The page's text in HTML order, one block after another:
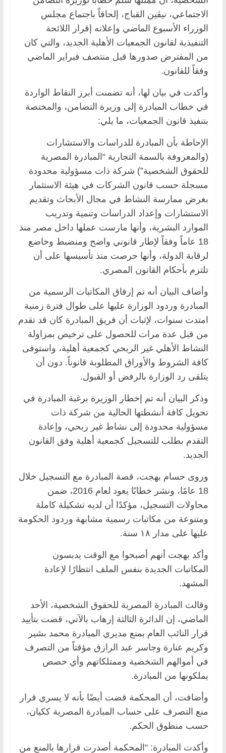
الاجتماعي، نيڤين القباج، إلحاقاً باجتماع مجلس
الوزراء الأسبوع الماضي وإعلانه إقرار اللائحة
التنفيذية لقانون الجمعيات الأهلية الجديد، والتي كان
من المفترض صدورها قبل منتصف فبراير الماضي
وفقاً للقانون.
وأكدت في بيان لها، أنه تضمنت أبرز النقاط الواردة
في خطاب المبادرة إلى وزيرة التضامن، والمختصة
بتنفيذ قانون الجمعيات، ما يلي:
الإحاطة بأن المبادرة للدراسات والاستشارات
(والمعروفة بالسمة التجارية “المبادرة المصرية
للحقوق الشخصية”) شركة ذات مسؤولية محدودة
مسجلة حسب قانون الشركات في هيئة الاستثمار
بغرض ممارسة النشاط في مجال الأبحاث وتقديم
الاستشارات وإعداد الدراسات وتنمية وتدريب
الموارد البشرية، وأنها مارست عملها داخل مصر منذ
18 عاماً وفقاً لإطار قانوني واضح ومنضبط وخاضع
لرقابة الدولة، وأنها حرصت منذ تأسيسها على أن
تلتزم بأحكام القانون المصري.
وأضاف البيان أنه تم إرفاق المكاتبات الرسمية من
المبادرة وردود الوزارة عليها على طوال فترة زمنية
امتدت سنوات، لإثبات أن فريق المبادرة كان قد تقدم
من قبل عدة مرات للحصول على ترخيص بمزاولة
النشاط الأهلي غير الربحي كجمعية أهلية، واستوفى
كافة الشروط والأوراق المطلوبة قانوناً. دون أن
يتلقى رد الوزارة بالرفض أو القبول.
وذكر البيان أنه تم إخطار الوزيرة برغبة المبادرة في
تحويل كافة أنشطتها الحالية من شركة ذات
مسؤولية محدودة إلى نشاط غير ربحي، وإعادة
التقدم بطلب للتسجيل كجمعية أهلية وفق القانون
الجديد.
وروى حسام بهجت، قصة المبادرة مع التسجيل خلال
18 عامًا، ونشر خطابًا يعود لعام 2016، ضمن
محاولات التسجيل، مؤكدًا أن لديه تشكيلة كاملة
ومتنوعة من مكاتبات رسمية مشابهة وردود الحكومة
عليها على مدار ١٨ سنة.
وأكد بهجت أنهم أصبحوا مع الوقت يدبسون
المكاتبات الجديدة بنفس الملف انتظارًا لإعادة
المشهد.
وقالت المبادرة المصرية للحقوق الشخصية، الأحد
الماضي، إن الدائرة الثالثة إرهاب بالآتي، قضت بتأييد
قرار النائب العام بمنع مديري المبادرة محمد بشير
وكريم عنارة وجاسر عبد الرازق مؤقتاً من التصرف
في أموالهم الشخصية وممتلكاتهم وأي حصص
يملكونها من المبادرة.
وأضافت، أن المحكمة قضت أيضًا بأنه لا يسري قرار
منع التصرف على حساب المبادرة المصرية ككيان،
حسب منطوق الحكم.
وأكدت المبادرة: “المحكمة أصدرت قرارها بالمنع من